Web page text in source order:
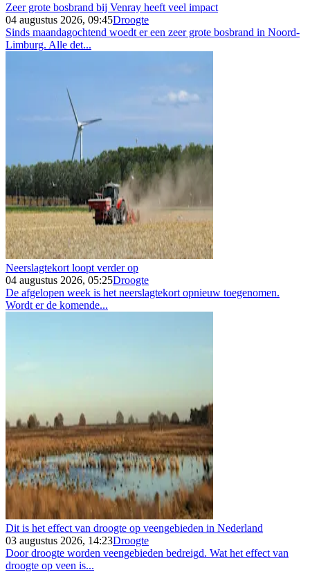
Zeer grote bosbrand bij Venray heeft veel impact
04 augustus 2026, 09:45Droogte
Sinds maandagochtend woedt er een zeer grote bosbrand in Noord-
Limburg. Alle det...
Neerslagtekort loopt verder op
04 augustus 2026, 05:25Droogte
De afgelopen week is het neerslagtekort opnieuw toegenomen.
Wordt er de komende...
Dit is het effect van droogte op veengebieden in Nederland
03 augustus 2026, 14:23Droogte
Door droogte worden veengebieden bedreigd. Wat het effect van
droogte op veen is...